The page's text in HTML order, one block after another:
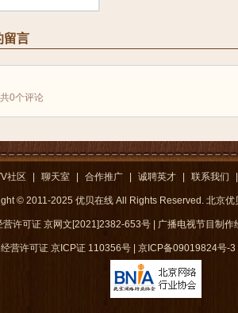
留言
共0个评论
社区 聊天室 合作推广 诚聘英才 联系我们
© 2011-2025 优贝在线 All Rights Reserved. 北京优
营许可证 京网文[2021]2382-653号| 广播电视节目制
营许可证 京ICP证 110356号 京ICP备09019824号-3